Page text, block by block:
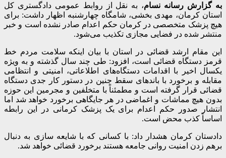
به گزارش رسانه نسام، به نقل از روابط عمومی دادگستری کل
استان کرمان، مهدی بخشی، شامگاه چهارشنبه اظهار داشت: برای
هیچ پزشک متخصصی در کرمان حکم اعدام صادر نشده است و خبر
منتشر شده در فضایی مجازی تکذیب می‌شود.
این مقام ارشد قضائی در استان با بیان اینکه سلامت مردم خط
قرمز دستگاه قضائی است، افزود: طی چند سال گذشته و به ویژه
یکسال اخیر با اقدامات دستگاه‌های اطلاعاتی، امنیتی و انتظامی
مقابله و برخورد با باندهای سقط جنین در دستور کار جدی دستگاه
قضائی قرار گرفته است و مطمئناً با متخلفین و مجرمین این حوزه
بدون هیچ مماشات و اغماضی در هر جایگاهی برخورد خواهد شد اما
انتشار صدور حکم اعدام برای یک پزشک کرمانی در این رابطه
اساساً کذب محض است.
دادستان کرمان هشدار داد: با کسانی که با شایعه سازی به دنبال
برهم زدن امنیت روانی جامعه هستند برخورد قضائی خواهد شد.